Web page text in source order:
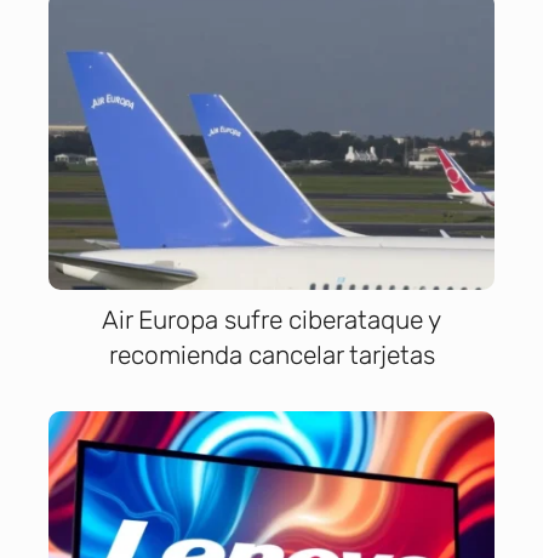
Air Europa sufre ciberataque y
recomienda cancelar tarjetas